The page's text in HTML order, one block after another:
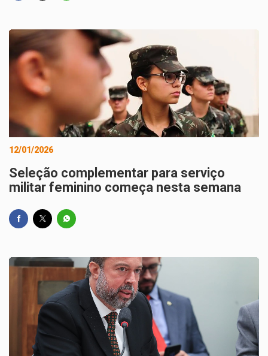
12/01/2026
Seleção complementar para serviço
militar feminino começa nesta semana